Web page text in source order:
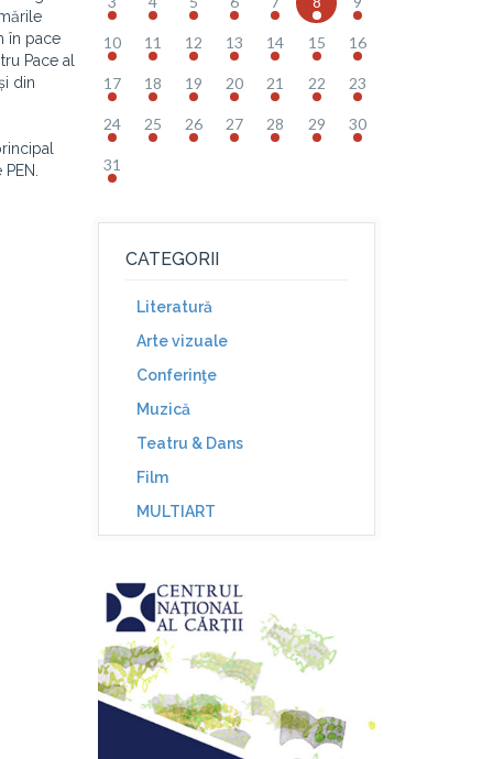
în pace
Pace al
din
10 11 12 13 14 15 16
17 18 19 20 21 22 23
24 25 26 27 28 29 30
31
CATEGORII
Literatură
Arte vizuale
Conferinţe
Muzică
Teatru & Dans
Film
MULTIART